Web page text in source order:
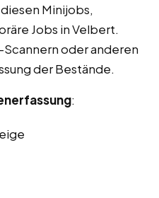
Minijobs,
Jobs in Velbert.
oder anderen
der Bestände.
: